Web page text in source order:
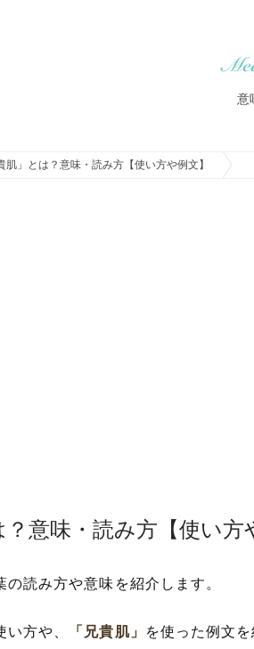
意
肌」とは？意味・読み方【使い方や例文】
？意味・読み方【使い方
の読み方や意味を紹介します。
い方や、 「兄貴肌」 を使った例文